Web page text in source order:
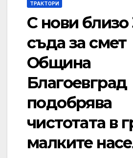
ТРАКТОРИ
С нови близо
съда за смет
Община
Благоевград
подобрява
чистотата в
малките